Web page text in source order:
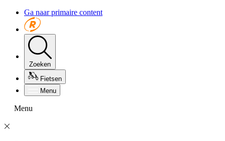
Ga naar primaire content
Zoeken
Fietsen
Menu
Menu